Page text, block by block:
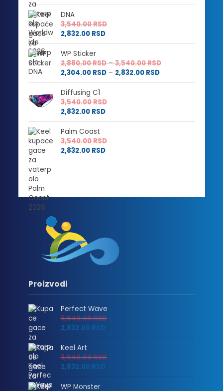
DNA
3,540.00RSD
2,832.00 RSD
WP Sticker
2,880.00RSD – 3,540.00RSDRaspon
od
2,304.00 RSD – 2,832.00 RSDRaspon
cena:
2,832.00 RSD
Diffusing C1
3,540.00RSD
2,832.00 RSD
Palm Coast
3,540.00RSD
2,832.00 RSD
Proizvodi
Perfect Wave
3,540.00RSD
2,832.00 RSD
Keel Art
3,540.00RSD
2,832.00 RSD
WP Monster